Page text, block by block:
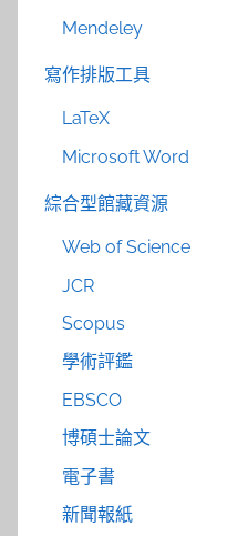
Mendeley
寫作排版工具
LaTeX
Microsoft Word
綜合型館藏資源
Web of Science
JCR
Scopus
學術評鑑
EBSCO
博碩士論文
電子書
新聞報紙